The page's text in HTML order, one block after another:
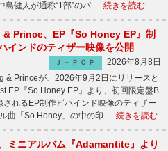
島健人が通称“1部”のパ … 続きを読む
Prince、EP『So Honey EP』制
インドのティザー映像を公開
Ｊ－ＰＯＰ
2026年8月8日
& Princeが、2026年9月2日にリリースと
EP『So Honey EP』より、初回限定盤B
されるEP制作ビハインド映像のティザー
曲「So Honey」の中の印 … 続きを読む
ミニアルバム『Adamantite』より